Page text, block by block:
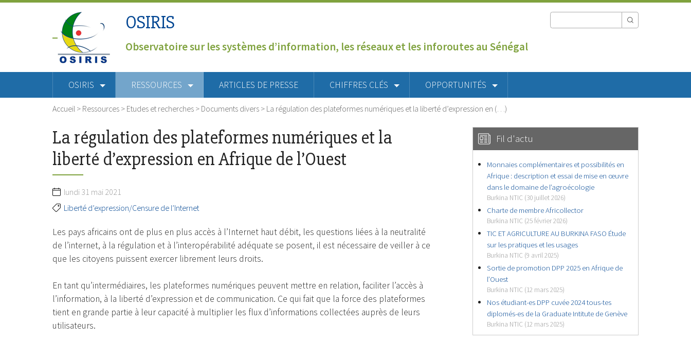
OSIRIS
Observatoire sur les systèmes d’information, les réseaux et les inforoutes au Sénégal
OSIRIS RESSOURCES ARTICLES DE PRESSE CHIFFRES CLÉS OPPORTUNITÉS
Accueil > Ressources > Etudes et recherches > Documents divers > La régulation des plateformes numériques et la liberté d’expression en (…)
La régulation des plateformes numériques et la
liberté d’expression en Afrique de l’Ouest
lundi 31 mai 2021
Liberté d’expression/Censure de l’Internet
Les pays africains ont de plus en plus accès à l’Internet haut débit, les questions liées à la neutralité
de l’internet, à la régulation et à l’interopérabilité adéquate se posent, il est nécessaire de veiller à ce
que les citoyens puissent exercer librement leurs droits.
En tant qu’intermédiaires, les plateformes numériques peuvent mettre en relation, faciliter l’accès à
l’information, à la liberté d’expression et de communication. Ce qui fait que la force des plateformes
tient en grande partie à leur capacité à multiplier les flux d’informations collectées auprès de leurs
utilisateurs.
Fil d'actu
Monnaies complémentaires et possibilités en
Afrique : description et essai de mise en œuvre
dans le domaine de l’agroécologie
Burkina NTIC (30 juillet 2026)
Charte de membre Africollector
Burkina NTIC (25 février 2026)
TIC ET AGRICULTURE AU BURKINA FASO Étude
sur les pratiques et les usages
Burkina NTIC (9 avril 2025)
Sortie de promotion DPP 2025 en Afrique de
l’Ouest
Burkina NTIC (12 mars 2025)
Nos étudiant-es DPP cuvée 2024 tous-tes
diplomés-es de la Graduate Intitute de Genève
Burkina NTIC (12 mars 2025)